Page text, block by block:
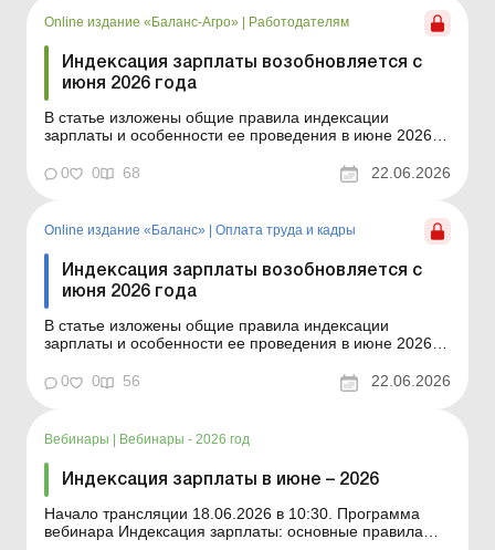
Online издание «Баланс-Агро» Работодателям
Индексация зарплаты возобновляется с
июня 2026 года
В статье изложены общие правила индексации
зарплаты и особенности ее проведения в июне 2026
01.01.2026 произошло «обнуление» индексации в
соответствии со ст. 41 Закона от 03.13.2025 № 4695-ІХ
0 0 68 22.06.2026
Online издание «Баланс» Оплата труда и кадры
Индексация зарплаты возобновляется с
июня 2026 года
В статье изложены общие правила индексации
зарплаты и особенности ее проведения в июне 2026
произошло «обнуление» индексации в соответствии со
ст. 41 Закона от 03.13.2025 № 4695-ІХ «О
0 0 56 22.06.2026
Вебинары | Вебинары - 2026 год
Индексация зарплаты в июне – 2026
Начало трансляции 18.06.2026 в 10:30. Программа
вебинара Индексация зарплаты: основные правила